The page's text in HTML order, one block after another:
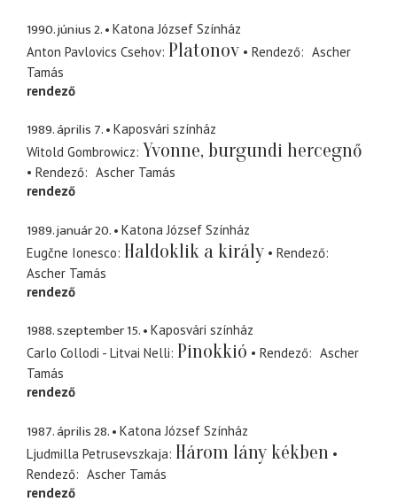
1990. június 2.
Katona József Színház
Anton Pavlovics Csehov Platonov Rendező
Ascher
Tamás
rendező
1989. április 7.
Kaposvári színház
Witold Gombrowicz Yvonne, burgundi hercegnő
Rendező
Ascher Tamás
rendező
1989. január 20.
Katona József Színház
Eugčne Ionesco Haldoklik a király
Rendező
Ascher Tamás
rendező
1988. szeptember 15.
Kaposvári színház
Carlo Collodi - Litvai Nelli Pinokkió Rendező
Ascher
Tamás
rendező
1987. április 28.
Katona József Színház
Ljudmilla Petrusevszkaja Három lány kékben
Rendező
Ascher Tamás
rendező